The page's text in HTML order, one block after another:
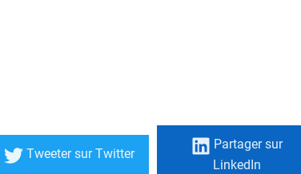
Tweetersur Twitter
Partagersur
LinkedIn